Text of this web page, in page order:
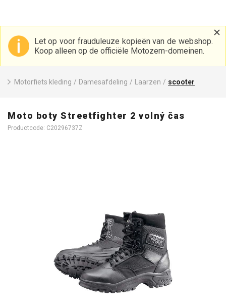
Let op voor frauduleuze kopieën van de webshop.
Koop alleen op de officiële Motozem-domeinen.
Motorfiets kleding / Damesafdeling / Laarzen / scooter
Moto boty Streetfighter 2 volný čas
Productcode: C20296737Z